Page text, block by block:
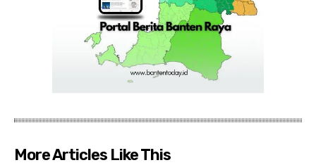
More Articles Like This